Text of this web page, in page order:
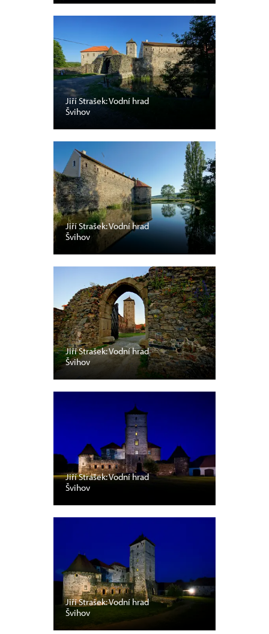
Jiří Strašek: Vodní hrad
Švihov
Jiří Strašek: Vodní hrad
Švihov
Jiří Strašek: Vodní hrad
Švihov
Jiří Strašek: Vodní hrad
Švihov
Jiří Strašek: Vodní hrad
Švihov